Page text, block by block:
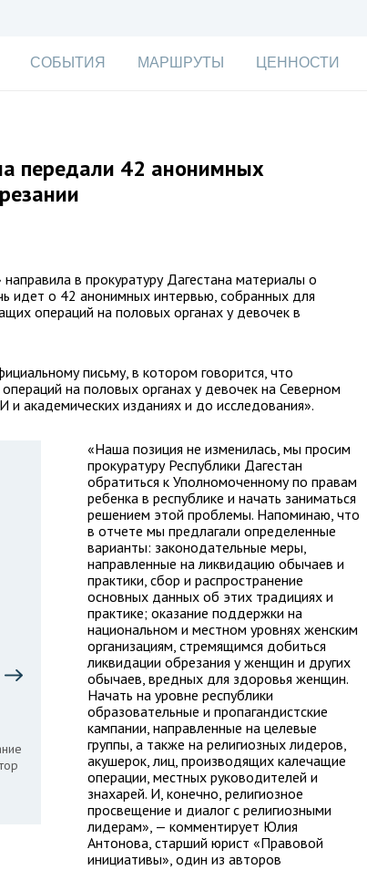
СОБЫТИЯ МАРШРУТЫ ЦЕННОСТИ
передали 42 анонимных
в прокуратуру Дагестана материалы о
идет о 42 анонимных интервью, собранных для
операций на половых органах у девочек в
письму, в котором говорится, что
на половых органах у девочек на Северном
академических изданиях и до исследования».
«Наша позиция не изменилась, мы просим
прокуратуру Республики Дагестан
обратиться к Уполномоченному по правам
ребенка в республике и начать заниматься
решением этой проблемы. Напоминаю, что
в отчете мы предлагали определенные
варианты: законодательные меры,
направленные на ликвидацию обычаев и
практики, сбор и распространение
основных данных об этих традициях и
практике; оказание поддержки на
национальном и местном уровнях женским
организациям, стремящимся добиться
ликвидации обрезания у женщин и других
обычаев, вредных для здоровья женщин.
Начать на уровне республики
образовательные и пропагандистские
кампании, направленные на целевые
группы, а также на религиозных лидеров,
акушерок, лиц, производящих калечащие
операции, местных руководителей и
знахарей. И, конечно, религиозное
просвещение и диалог с религиозными
лидерам», — комментирует Юлия
Антонова, старший юрист «Правовой
инициативы», один из авторов